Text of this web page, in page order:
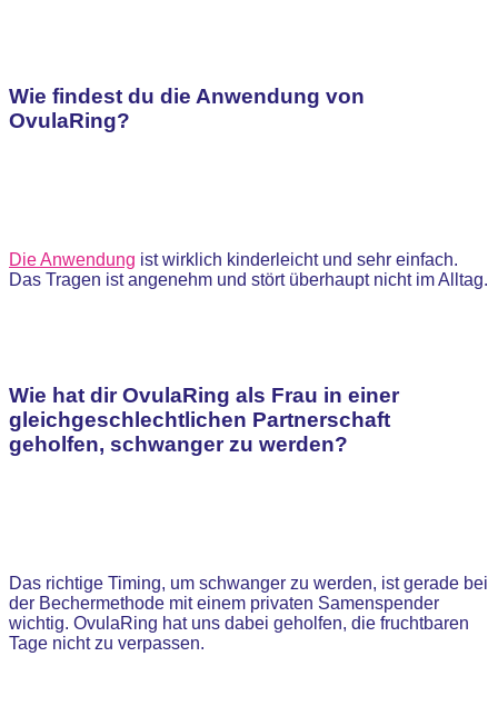
Wie findest du die Anwendung von
OvulaRing?
Die Anwendung ist wirklich kinderleicht und sehr einfach.
Das Tragen ist angenehm und stört überhaupt nicht im Alltag.
Wie hat dir OvulaRing als Frau in einer
gleichgeschlechtlichen Partnerschaft
geholfen, schwanger zu werden?
Das richtige Timing, um schwanger zu werden, ist gerade bei
der Bechermethode mit einem privaten Samenspender
wichtig. OvulaRing hat uns dabei geholfen, die fruchtbaren
Tage nicht zu verpassen.